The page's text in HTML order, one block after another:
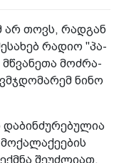
არ თოვს, რად­გან
რა­დიო "პა­
მოძ­რა­
ნინო
და­ბინ­ძუ­რე­ბუ­ლია
შე­უძ­ლი­ათ.